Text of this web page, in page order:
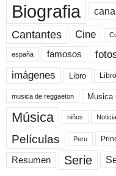
Biografia
Cantantes Cine
españa famosos
imágenes Libro
musica de reggaeton Musica
Música niños
Películas Peru
Resumen Serie